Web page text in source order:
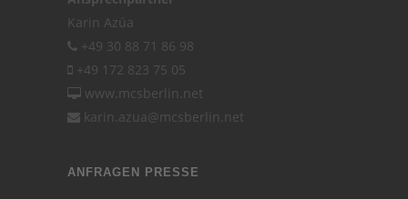
Karin Azúa
+49 30 88 71 86 98
+49 172 823 75 05
www.mcsberlin.net
karin.azua@mcsberlin.net
ANFRAGEN PRESSE